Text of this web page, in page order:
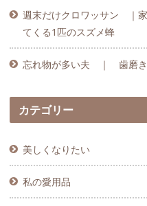
週末だけクロワッサン ｜
てくる1匹のスズメ蜂
忘れ物が多い夫 ｜ 歯磨き
カテゴリー
美しくなりたい
私の愛用品